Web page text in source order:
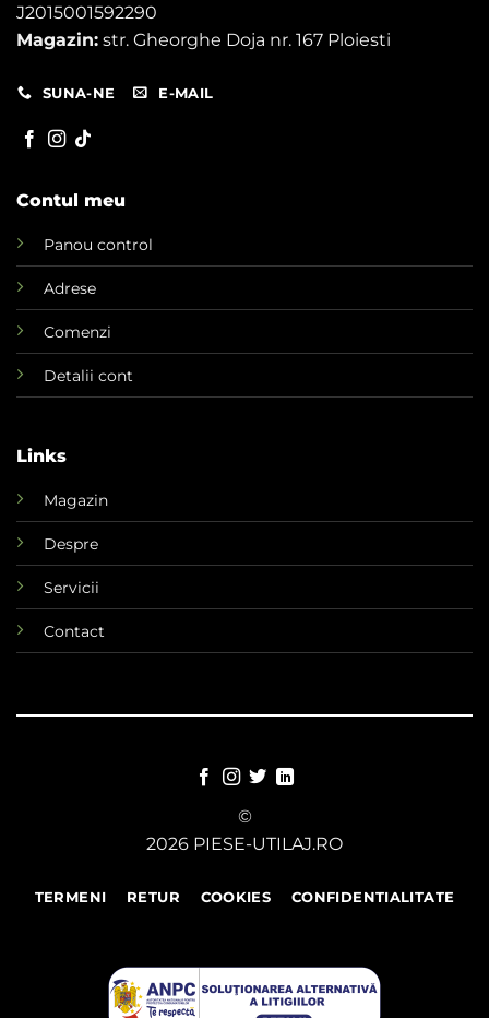
J2015001592290
Magazin: str. Gheorghe Doja nr. 167 Ploiesti
SUNA-NE E-MAIL
Contul meu
Panou control
Adrese
Comenzi
Detalii cont
Links
Magazin
Despre
Servicii
Contact
©
2026 PIESE-UTILAJ.RO
TERMENI RETUR COOKIES CONFIDENTIALITATE